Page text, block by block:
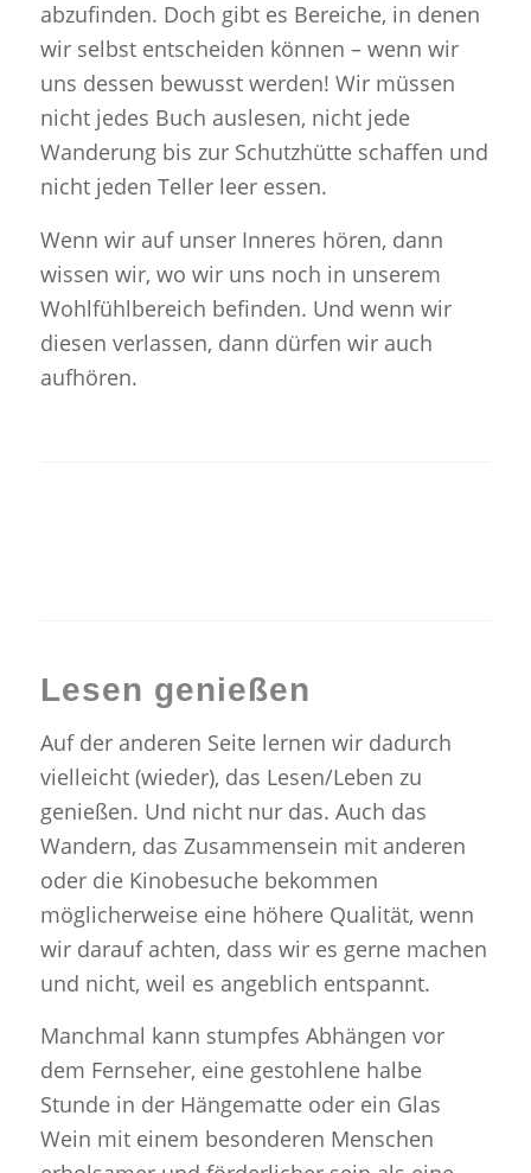
abzufinden. Doch gibt es Bereiche, in denen
wir selbst entscheiden können – wenn wir
uns dessen bewusst werden! Wir müssen
nicht jedes Buch auslesen, nicht jede
Wanderung bis zur Schutzhütte schaffen und
nicht jeden Teller leer essen.
Wenn wir auf unser Inneres hören, dann
wissen wir, wo wir uns noch in unserem
Wohlfühlbereich befinden. Und wenn wir
diesen verlassen, dann dürfen wir auch
aufhören.
Lesen genießen
Auf der anderen Seite lernen wir dadurch
vielleicht (wieder), das Lesen/Leben zu
genießen. Und nicht nur das. Auch das
Wandern, das Zusammensein mit anderen
oder die Kinobesuche bekommen
möglicherweise eine höhere Qualität, wenn
wir darauf achten, dass wir es gerne machen
und nicht, weil es angeblich entspannt.
Manchmal kann stumpfes Abhängen vor
dem Fernseher, eine gestohlene halbe
Stunde in der Hängematte oder ein Glas
Wein mit einem besonderen Menschen